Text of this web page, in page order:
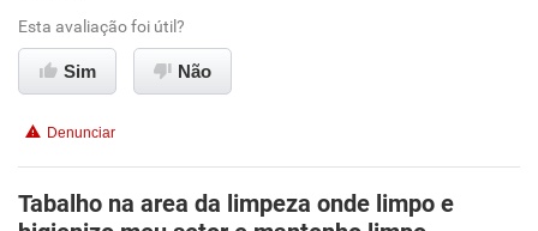
Não recomenda esta empresa
Esta avaliação foi útil?
Sim Não
Denunciar
Tabalho na area da limpeza onde limpo e